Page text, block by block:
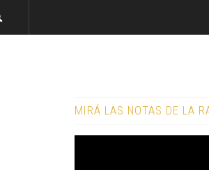
MIRÁ LAS NOTAS DE LA